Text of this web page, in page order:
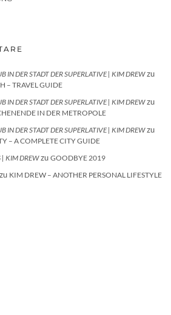
IN DER STADT DER SUPERLATIVE | KIM DREWzu
– TRAVEL GUIDE
IN DER STADT DER SUPERLATIVE | KIM DREWzu
IN DER METROPOLE
IN DER STADT DER SUPERLATIVE | KIM DREWzu
– A COMPLETE CITY GUIDE
| KIM DREWzu GOODBYE 2019
KIM DREW – ANOTHER PERSONAL LIFESTYLE